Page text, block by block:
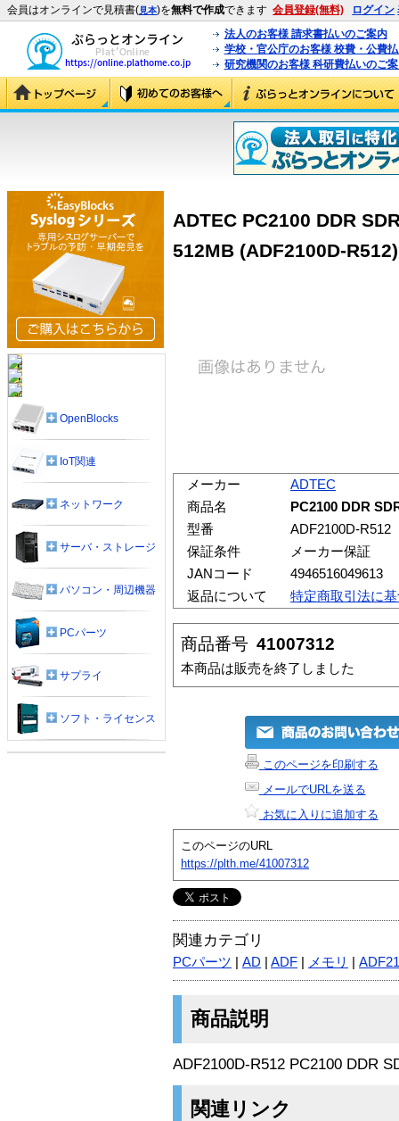
会員はオンラインで見積書(見本)を無料で作成できます 会員登録(無料) ログイン
法人のお客様 請求書払いのご案内
学校・官公庁のお客様 校費・公費
研究機関のお客様 科研費払いのご
ADTEC PC2100 DDR
512MB (ADF2100D-R512)
メーカー
ADTEC
商品名
PC2100 DDR
型番
ADF2100D-R512
保証条件
メーカー保証
JANコード
4946516049613
返品について
特定商取引法に
商品番号 41007312
本商品は販売を終了しました
このページを印刷する
メールでURLを送る
お気に入りに追加する
このページのURL
https://plth.me/41007312
関連カテゴリ
PCパーツ AD ADF メモリ
商品説明
ADF2100D-R512 PC2100 DDR
関連リンク
OpenBlocks
IoT関連
ネットワーク
サーバ・ストレージ
パソコン・周辺機器
PCパーツ
サプライ
ソフト・ライセンス